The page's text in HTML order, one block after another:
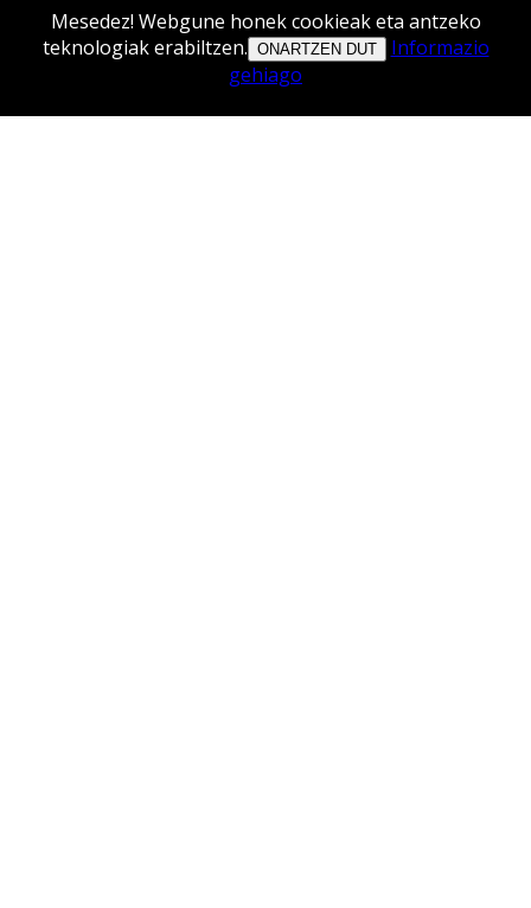
Mesedez! Webgune honek cookieak eta antzeko
teknologiak erabiltzen. ONARTZEN DUT
Informazio
gehiago